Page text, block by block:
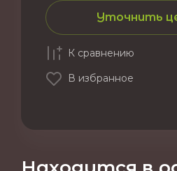
Уточнить
К сравнению
В избранное